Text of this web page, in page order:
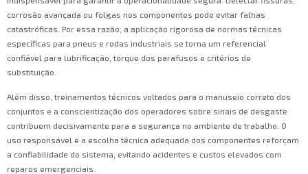
corrosão avançada ou folgas nos componentes pode evitar falhas
catastróficas. Por essa razão, a aplicação rigorosa de normas técnicas
específicas para pneus e rodas industriais se torna um referencial
confiável para lubrificação, torque dos parafusos e critérios de
substituição.
Além disso, treinamentos técnicos voltados para o manuseio correto dos
conjuntos e a conscientização dos operadores sobre sinais de desgaste
contribuem decisivamente para a segurança no ambiente de trabalho. O
uso responsável e a escolha técnica adequada dos componentes reforçam
a confiabilidade do sistema, evitando acidentes e custos elevados com
reparos emergenciais.